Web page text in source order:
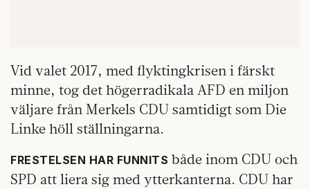
Vid valet 2017, med flyktingkrisen i färskt
minne, tog det högerradikala AFD en miljon
väljare från Merkels CDU samtidigt som Die
Linke höll ställningarna.
FRESTELSEN HAR FUNNITS både inom CDU och
SPD att liera sig med ytterkanterna. CDU har